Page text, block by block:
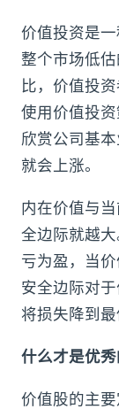
价值投资是
整个市场低
比，价值投
使用价值投
欣赏公司基
就会上涨。
内在价值与
全边际就越
亏为盈，当
安全边际对
将损失降到最
什么才是优秀
价值股的主